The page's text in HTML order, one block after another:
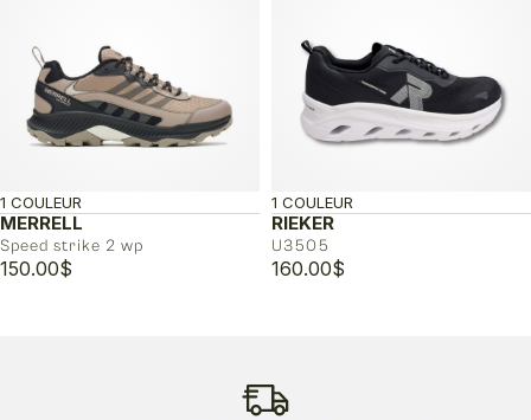
MERRELL
Speed strike 2 wp
1 COULEUR
150.00$
RIEKER
U3505
1 COULEUR
160.00$